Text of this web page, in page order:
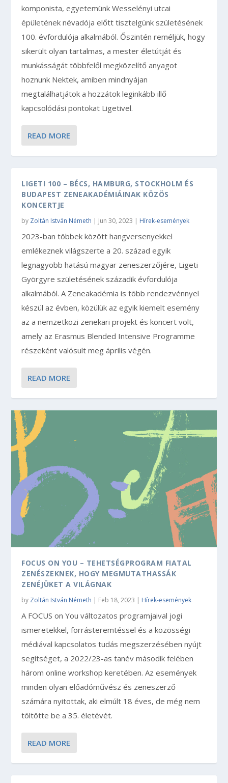
komponista, egyetemünk Wesselényi utcai
épületének névadója előtt tisztelgünk születésének
100. évfordulója alkalmából. Őszintén reméljük, hogy
sikerült olyan tartalmas, a mester életútját és
munkásságát többfelől megközelítő anyagot
hoznunk Nektek, amiben mindnyájan
megtalálhatjátok a hozzátok leginkább illő
kapcsolódási pontokat Ligetivel.
READ MORE
LIGETI 100 – BÉCS, HAMBURG, STOCKHOLM ÉS
BUDAPEST ZENEAKADÉMIÁINAK KÖZÖS
KONCERTJE
by Zoltán István Németh | Jun 30, 2023 | Hírek-események
2023-ban többek között hangversenyekkel
emlékeznek világszerte a 20. század egyik
legnagyobb hatású magyar zeneszerzőjére, Ligeti
Györgyre születésének századik évfordulója
alkalmából. A Zeneakadémia is több rendezvénnyel
készül az évben, közülük az egyik kiemelt esemény
az a nemzetközi zenekari projekt és koncert volt,
amely az Erasmus Blended Intensive Programme
részeként valósult meg április végén.
READ MORE
FOCUS ON YOU – TEHETSÉGPROGRAM FIATAL
ZENÉSZEKNEK, HOGY MEGMUTATHASSÁK
ZENÉJÜKET A VILÁGNAK
by Zoltán István Németh | Feb 18, 2023 | Hírek-események
A FOCUS on You változatos programjaival jogi
ismeretekkel, forrásteremtéssel és a közösségi
médiával kapcsolatos tudás megszerzésében nyújt
segítséget, a 2022/23-as tanév második felében
három online workshop keretében. Az események
minden olyan előadóművész és zeneszerző
számára nyitottak, aki elmúlt 18 éves, de még nem
töltötte be a 35. életévét.
READ MORE